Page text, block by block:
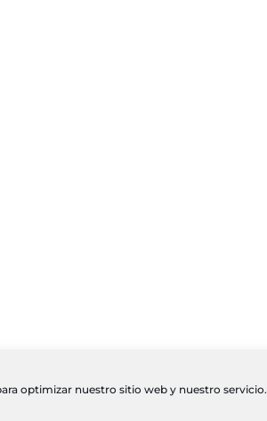
optimizar nuestro sitio web y nuestro servicio.